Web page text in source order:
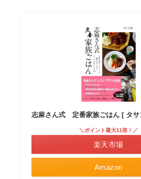
志麻さん式 定番家族ごはん [ タサ
Amazon
＼ポイント最大11倍！／
楽天市場